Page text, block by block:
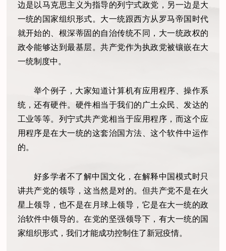
边是以马克思主义为指导的列宁式政党，另一边是大
一统的国家组织形式。大一统跟西方从罗马帝国时代
就开始的、根深蒂固的自治传统不同，大一统政权的
政令能够达到最基层。共产党作为执政党被镶嵌在大
一统制度中。
举个例子，大家知道计算机有应用程序、操作系
统，还有硬件。硬件相当于我们的广土众民、发达的
工业等等。列宁式共产党相当于应用程序，而这个应
用程序是在大一统的这套治国方法、这个软件中运作
的。
好多学者不了解中国文化，在解释中国模式时只
讲共产党的领导，这当然是对的。但共产党不是在火
星上领导，也不是在月球上领导，它是在大一统的政
治软件中领导的。在党的坚强领导下，有大一统的国
家组织形式，我们才能成功控制住了新冠疫情。